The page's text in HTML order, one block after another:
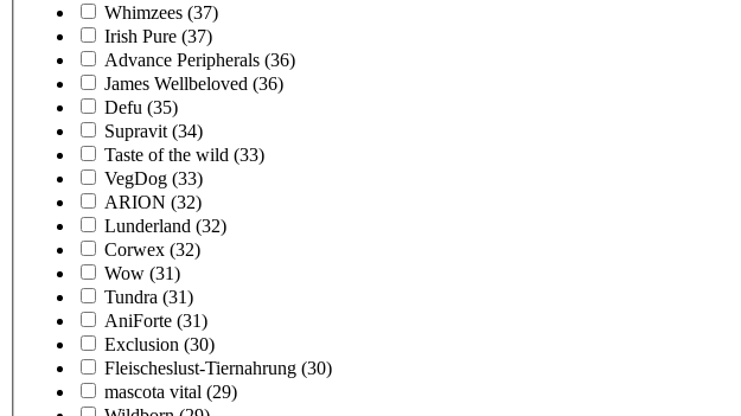
Whimzees (37)
Irish Pure (37)
Advance Peripherals (36)
James Wellbeloved (36)
Defu (35)
Supravit (34)
Taste of the wild (33)
VegDog (33)
ARION (32)
Lunderland (32)
Corwex (32)
Wow (31)
Tundra (31)
AniForte (31)
Exclusion (30)
Fleischeslust-Tiernahrung (30)
mascota vital (29)